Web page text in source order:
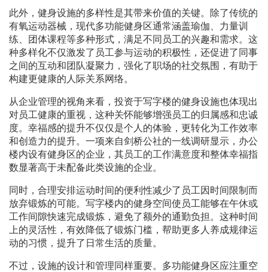
此外，健身设施的多样性是其带来价值的关键。除了传统的
有氧运动器械，现代多功能健身区通常涵盖瑜伽、力量训
练、团体课程等多种形式，满足不同员工的兴趣和需求。这
种多样化不仅激发了员工参与运动的积极性，还促进了同事
之间的互动和团队凝聚力，强化了职场的社交氛围，有助于
构建更健康的人际关系网络。
从企业管理的视角来看，投资于写字楼的健身设施也体现出
对员工健康的重视，这种关怀能够增强员工的归属感和忠诚
度。幸福感的提升不仅仅是个人的体验，更转化为工作效率
和创造力的提升。一项来自剑桥公社的一线调研显示，办公
楼内设有健身区的企业，其员工的工作满意度和整体幸福指
数显著高于未配备此类设施的企业。
同时，合理安排运动时间的便利性减少了员工因时间限制而
放弃锻炼的可能。写字楼内的健身空间使员工能够在午休或
工作间隙快速完成锻炼，避免了额外的通勤负担。这种时间
上的灵活性，有效降低了锻炼门槛，帮助更多人养成规律运
动的习惯，提升了日常生活的质量。
不过，设施的设计和管理同样重要。多功能健身区应注重空